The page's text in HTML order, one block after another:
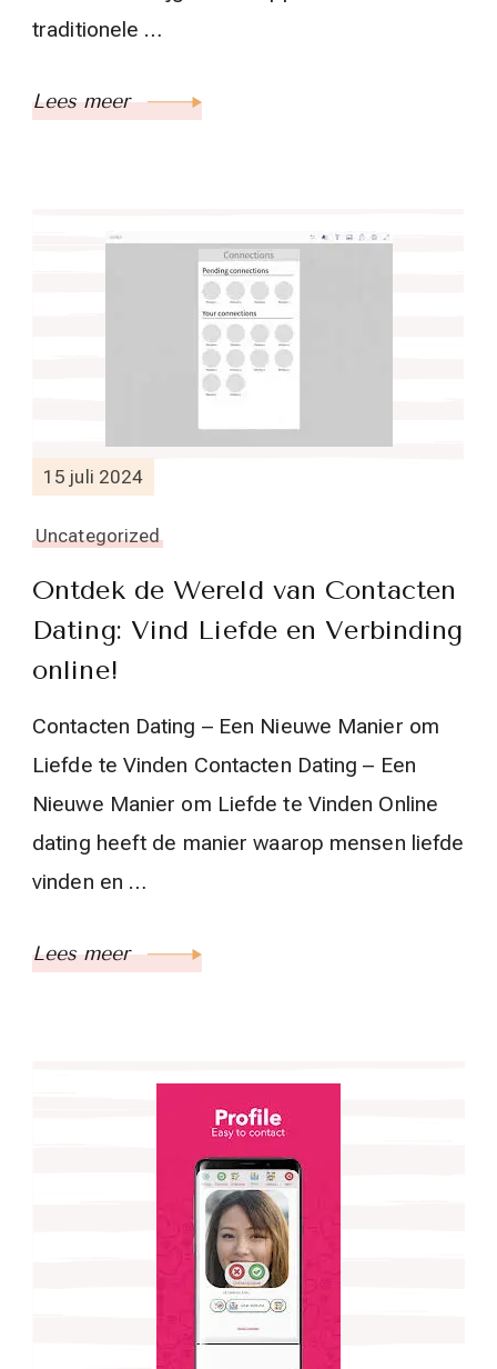
traditionele …
Lees meer
15 juli 2024
Uncategorized
Ontdek de Wereld van Contacten
Dating: Vind Liefde en Verbinding
online!
Contacten Dating – Een Nieuwe Manier om
Liefde te Vinden Contacten Dating – Een
Nieuwe Manier om Liefde te Vinden Online
dating heeft de manier waarop mensen liefde
vinden en …
Lees meer